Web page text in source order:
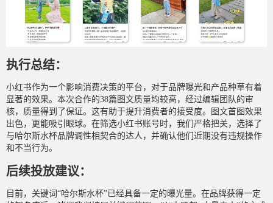
执行总结：
小红书作为一个影响消费决策的平台，对于品牌曝光和产品种草有着
显著的效果。本次合作的38篇图文质量均较高，经过编辑团队的审
核，质量得到了保证。这有助于提升消费者的接受度。图文首图效果
出色，更能吸引眼球。在筛选小红书账号时，我们严格把关，选择了
与哈尔斯水杯品牌调性相契合的达人，并确认他们近期没有违规操作
和不当行为。
后续投放建议：
目前，关键词“哈尔斯水杯”已经具备一定的曝光量。在品牌获得一定